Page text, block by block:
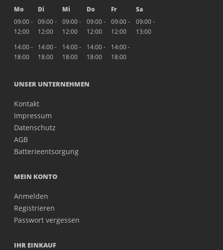
Mo Di Mi Do Fr
Sa
09:00 -
12:00
09:00 -
12:00
09:00 -
12:00
09:00 -
12:00
09:00 -
12:00
09:00 -
13:00
14:00 -
18:00
14:00 -
18:00
14:00 -
18:00
14:00 -
18:00
14:00 -
18:00
UNSER UNTERNEHMEN
Kontakt
Impressum
Datenschutz
AGB
Batterieentsorgung
MEIN KONTO
Anmelden
Registrieren
Passwort vergessen
IHR EINKAUF